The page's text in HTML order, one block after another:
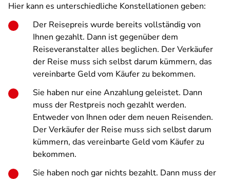
Hier kann es unterschiedliche Konstellationen geben:
Der Reisepreis wurde bereits vollständig von
Ihnen gezahlt. Dann ist gegenüber dem
Reiseveranstalter alles beglichen. Der Verkäufer
der Reise muss sich selbst darum kümmern, das
vereinbarte Geld vom Käufer zu bekommen.
Sie haben nur eine Anzahlung geleistet. Dann
muss der Restpreis noch gezahlt werden.
Entweder von Ihnen oder dem neuen Reisenden.
Der Verkäufer der Reise muss sich selbst darum
kümmern, das vereinbarte Geld vom Käufer zu
bekommen.
Sie haben noch gar nichts bezahlt. Dann muss der